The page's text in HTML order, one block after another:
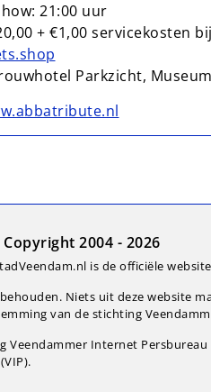
21:00 uur
+ €1,00 servicekosten
Parkzicht,
2004 - 2026
is de officiële
Niets uit deze website
van de stichting
Veendammer Internet